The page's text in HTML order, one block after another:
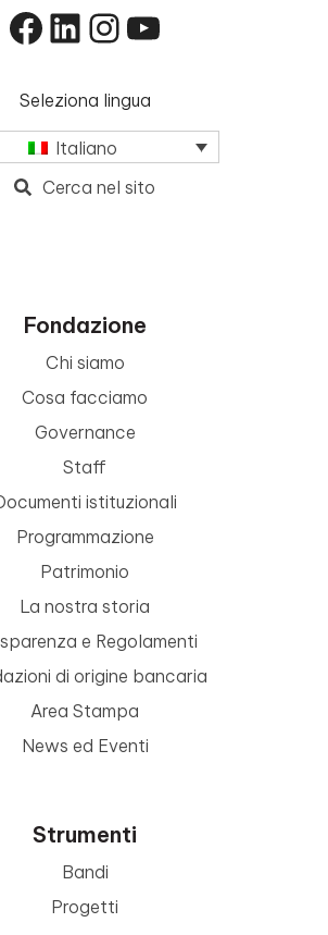
Facebook
LinkedIn
Instagram
YouTube
Seleziona lingua
Italiano
Cerca nel sito
Fondazione
Chi siamo
Cosa facciamo
Governance
Staff
istituzionali
Programmazione
Patrimonio
La nostra storia
e Regolamenti
di origine bancaria
Area Stampa
News ed Eventi
Strumenti
Bandi
Progetti